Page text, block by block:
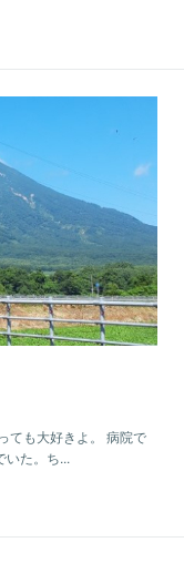
ても大好きよ。 病院で
いた。ち...